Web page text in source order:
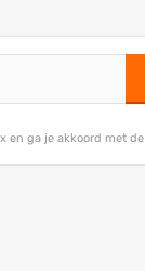
en ga je akkoord met de